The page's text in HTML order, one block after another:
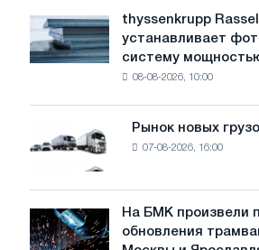
воды
угрожает
thyssenkrupp
Rasselstein
устанавливает
фотоэлектрическую
целей
обезуглероживания
thyssenkrupp
устанавливает
систему
08-08-2026, 10:00
Рынок
новых
грузовиков
в
июле
Рынок новых
07-08-2026, 16:00
На
БМК
На БМК произвели
обновления